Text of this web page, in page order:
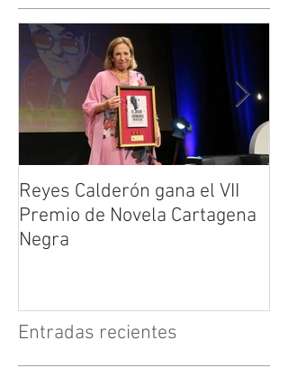
Reyes Calderón gana el VII
Premio de Novela Cartagena
Negra
Entradas recientes